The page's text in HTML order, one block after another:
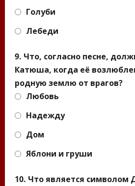
Голуби
Лебеди
9. Что, согласно песне,
Катюша, когда её
родную землю от врагов?
Любовь
Надежду
Дом
Яблони и груши
10. Что является символом